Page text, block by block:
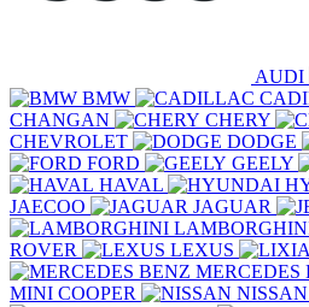
AUDI
BMW
CHANGAN
CHERY
CHEVROLET
DODGE
FORD
GEELY
HAVAL
JAECOO
JAGUAR
ROVER
LEXUS
MERCEDES
MINI COOPER
NISSAN